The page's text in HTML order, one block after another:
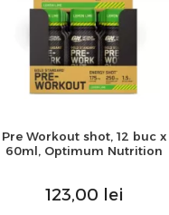
Pre Workout shot, 12 buc x
60ml, Optimum Nutrition
123,00 lei